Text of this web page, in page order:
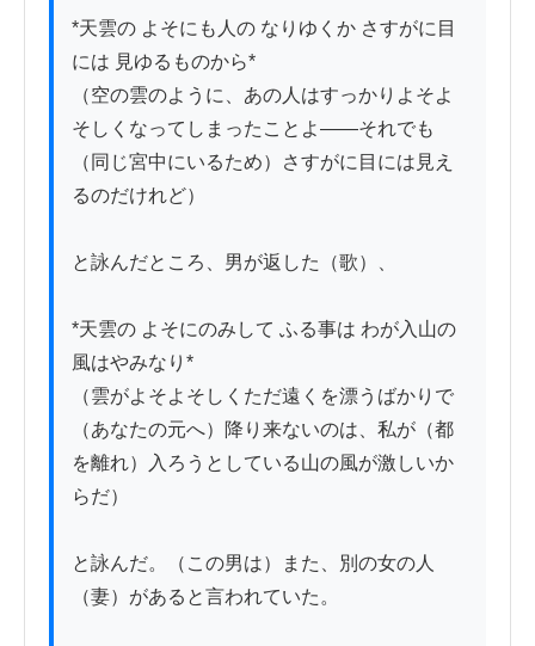
*天雲の よそにも人の なりゆくか さすがに目
には 見ゆるものから*
（空の雲のように、あの人はすっかりよそよ
そしくなってしまったことよ――それでも
（同じ宮中にいるため）さすがに目には見え
るのだけれど）
と詠んだところ、男が返した（歌）、
*天雲の よそにのみして ふる事は わが入山の
風はやみなり*
（雲がよそよそしくただ遠くを漂うばかりで
（あなたの元へ）降り来ないのは、私が（都
を離れ）入ろうとしている山の風が激しいか
らだ）
と詠んだ。（この男は）また、別の女の人
（妻）があると言われていた。